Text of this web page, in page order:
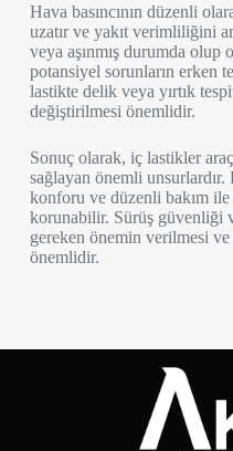
Hava basıncının düzenli
uzatır ve yakıt verimliliğini
veya aşınmış durumda olup
potansiyel sorunların erken
lastikte delik veya yırtık
değiştirilmesi önemlidir.
Sonuç olarak, iç lastikler
sağlayan önemli unsurlardır.
konforu ve düzenli bakım
korunabilir. Sürüş güvenliği
gereken önemin verilmesi
önemlidir.